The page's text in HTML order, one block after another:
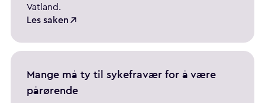
Vatland.
Les saken
Mange må ty til sykefravær for å være
pårørende